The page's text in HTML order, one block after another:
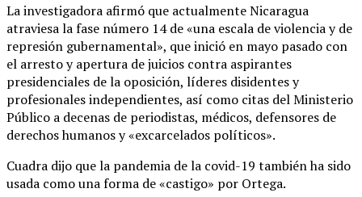
La investigadora afirmó que actualmente Nicaragua
atraviesa la fase número 14 de «una escala de violencia y de
represión gubernamental», que inició en mayo pasado con
el arresto y apertura de juicios contra aspirantes
presidenciales de la oposición, líderes disidentes y
profesionales independientes, así como citas del Ministerio
Público a decenas de periodistas, médicos, defensores de
derechos humanos y «excarcelados políticos».
Cuadra dijo que la pandemia de la covid-19 también ha sido
usada como una forma de «castigo» por Ortega.